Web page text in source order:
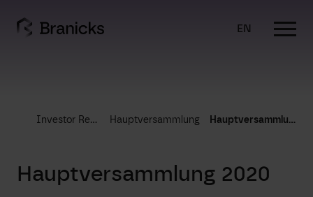
content
EN
Investor Relations Hauptversammlung Hauptversammlung 2020
Hauptversammlung 2020